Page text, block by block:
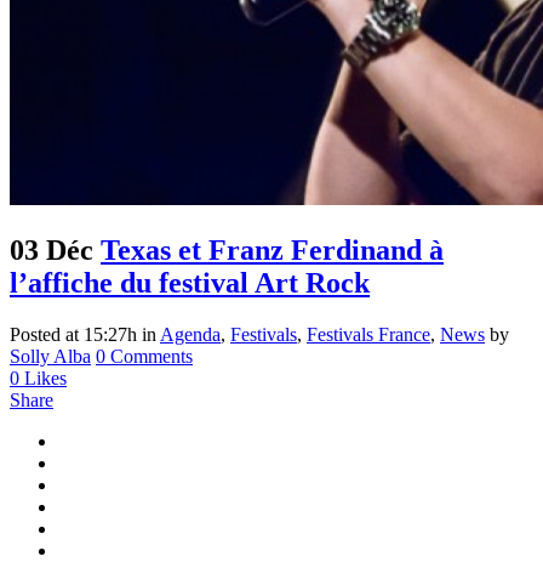
03 Déc Texas et Franz Ferdinand à
l’affiche du festival Art Rock
Posted at 15:27h in Agenda, Festivals, Festivals France, News by
Solly Alba 0 Comments
0 Likes
Share